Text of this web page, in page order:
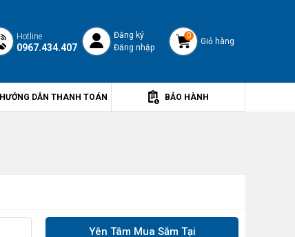
Hotline
0967.434.407
Đăng ký
Đăng nhập
0
Giỏ hàng
HƯỚNG DẪN THANH TOÁN BẢO HÀNH
Yên Tâm Mua Sắm Tại